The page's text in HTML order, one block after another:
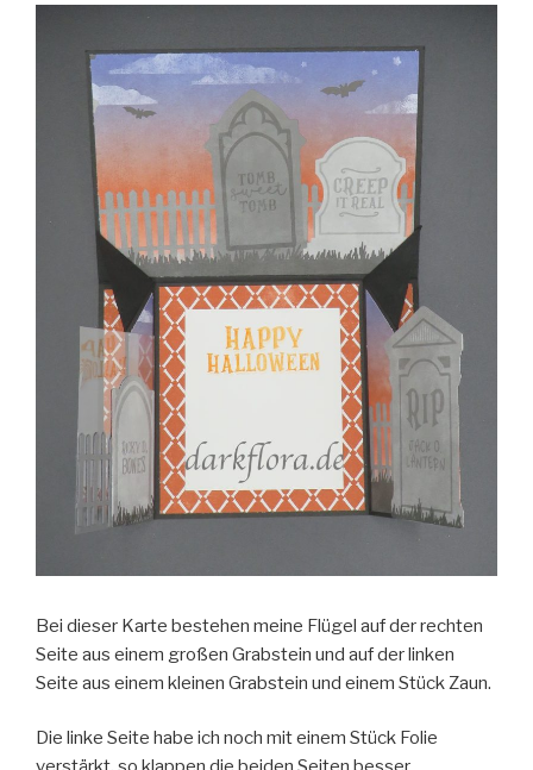
Bei dieser Karte bestehen meine Flügel auf der rechten
Seite aus einem großen Grabstein und auf der linken
Seite aus einem kleinen Grabstein und einem Stück Zaun.
Die linke Seite habe ich noch mit einem Stück Folie